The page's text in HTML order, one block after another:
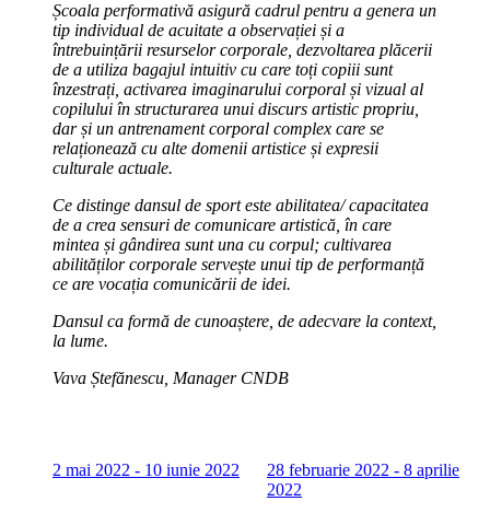
Școala performativă asigură cadrul pentru a genera un
tip individual de acuitate a observației și a
întrebuințării resurselor corporale, dezvoltarea plăcerii
de a utiliza bagajul intuitiv cu care toți copiii sunt
înzestrați, activarea imaginarului corporal și vizual al
copilului în structurarea unui discurs artistic propriu,
dar și un antrenament corporal complex care se
relaționează cu alte domenii artistice și expresii
culturale actuale.
Ce distinge dansul de sport este abilitatea/ capacitatea
de a crea sensuri de comunicare artistică, în care
mintea și gândirea sunt una cu corpul; cultivarea
abilităților corporale servește unui tip de performanță
ce are vocația comunicării de idei.
Dansul ca formă de cunoaștere, de adecvare la context,
la lume.
Vava Ștefănescu, Manager CNDB
2 mai 2022 - 10 iunie 2022
28 februarie 2022 - 8 aprilie
2022